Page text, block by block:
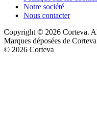
Notre société
Nous contacter
Copyright © 2026 Corteva.
Marques déposées de
© 2026 Corteva